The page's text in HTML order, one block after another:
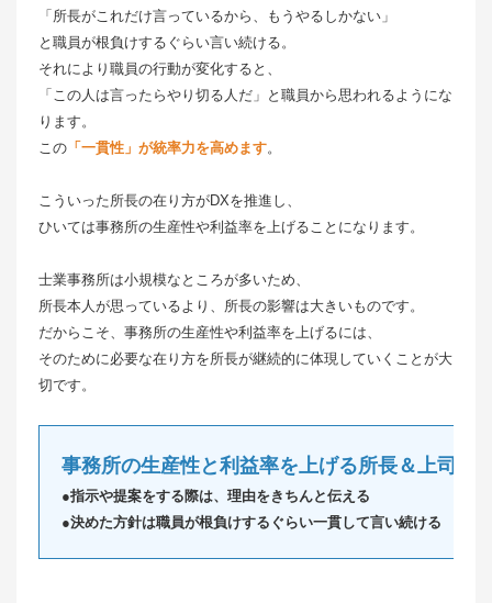
「所長がこれだけ言っているから、もうやるしかない」
と職員が根負けするぐらい言い続ける。
それにより職員の行動が変化すると、
「この人は言ったらやり切る人だ」と職員から思われるようにな
ります。
この 「一貫性」が統率力を高めます。
こういった所長の在り方がDXを推進し、
ひいては事務所の生産性や利益率を上げることになります。
士業事務所は小規模なところが多いため、
所長本人が思っているより、所長の影響は大きいものです。
だからこそ、事務所の生産性や利益率を上げるには、
そのために必要な在り方を所長が継続的に体現していくことが大
切です。
事務所の生産性と利益率を上げる所長＆上司の
●指示や提案をする際は、理由をきちんと伝える
●決めた方針は職員が根負けするぐらい一貫して言い続ける